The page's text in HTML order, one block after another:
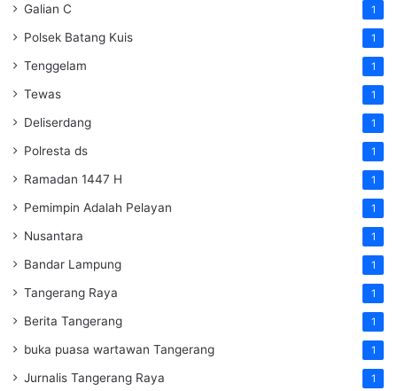
Galian C 1
Polsek Batang Kuis 1
Tenggelam 1
Tewas 1
Deliserdang 1
Polresta ds 1
Ramadan 1447 H 1
Pemimpin Adalah Pelayan 1
Nusantara 1
Bandar Lampung 1
Tangerang Raya 1
Berita Tangerang 1
buka puasa wartawan Tangerang 1
Jurnalis Tangerang Raya 1